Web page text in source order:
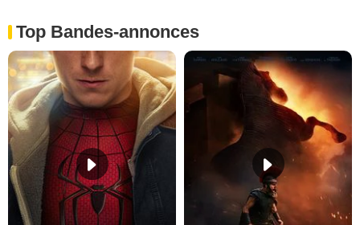
Top Bandes-annonces